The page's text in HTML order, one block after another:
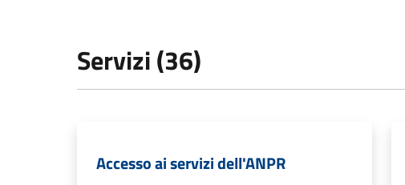
Servizi (36)
Accesso ai servizi dell'ANPR